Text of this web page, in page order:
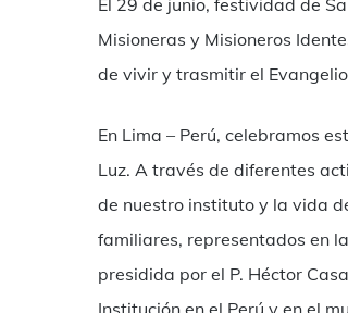
Misioneras y Misioneros
de vivir y trasmitir el
En Lima – Perú, celebramos
Luz. A través de diferentes
de nuestro instituto y la vida
familiares, representados en
presidida por el P. Héctor
Institución en el Perú y en el